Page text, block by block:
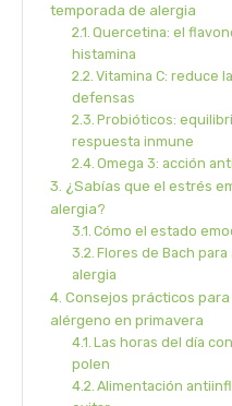
temporada de alergia
Quercetina: el
histamina
Vitamina C: reduce
defensas
Probióticos:
respuesta inmune
Omega 3: acción
¿Sabías que el estrés
alergia?
Cómo el estado
Flores de Bach
alergia
Consejos prácticos
alérgeno en primavera
Las horas del día
polen
Alimentación